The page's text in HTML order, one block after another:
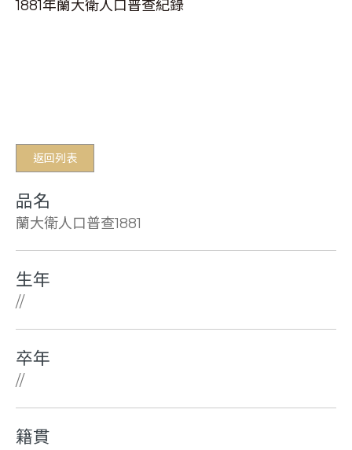
1881年蘭大衛人口普查紀錄
返回列表
品名
蘭大衛人口普查1881
生年
//
卒年
//
籍貫